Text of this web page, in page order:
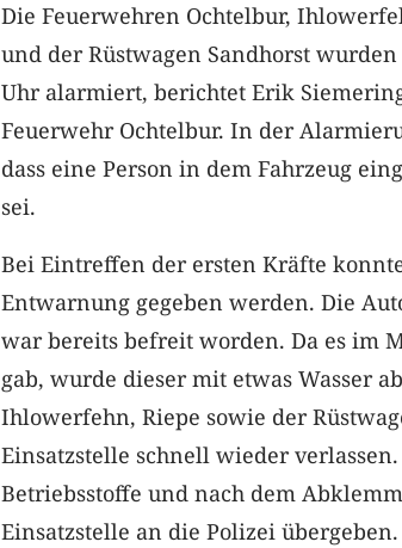
Die Feuerwehren Ochtelbur,
und der Rüstwagen Sandhorst wurden
Uhr alarmiert, berichtet Erik
Feuerwehr Ochtelbur. In der
dass eine Person in dem Fahrzeug
sei.
Bei Eintreffen der ersten Kräfte
Entwarnung gegeben werden. Die
war bereits befreit worden. Da es im
gab, wurde dieser mit etwas Wasser
Ihlowerfehn, Riepe sowie der
Einsatzstelle schnell wieder
Betriebsstoffe und nach dem
Einsatzstelle an die Polizei